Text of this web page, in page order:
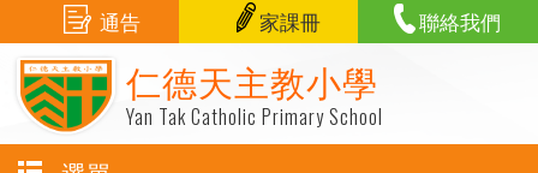
仁德天主教小學
Yan Tak Catholic Primary School
通告 家課冊 聯絡我們